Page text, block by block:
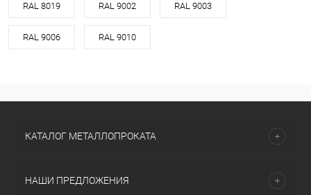
RAL 8019 RAL 9002 RAL 9003
RAL 9006 RAL 9010
КАТАЛОГ МЕТАЛЛОПРОКАТА
НАШИ ПРЕДЛОЖЕНИЯ